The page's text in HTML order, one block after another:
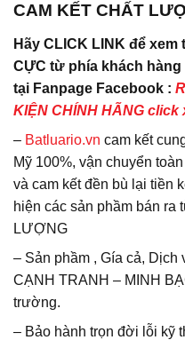
CAM KẾT CHẤT
Hãy CLICK LINK để xem
CỰC từ phía khách hàng
tại Fanpage Facebook :
KIỆN CHÍNH HÃNG click
– Batluario.vn cam kết
Mỹ 100%, vận chuyển
và cam kết đền bù lại tiền
hiện các sản phầm bán ra
LƯỢNG
– Sản phầm , Gía cả,
CẠNH TRANH – MINH
trường.
– Bảo hành trọn đời lỗi kỹ